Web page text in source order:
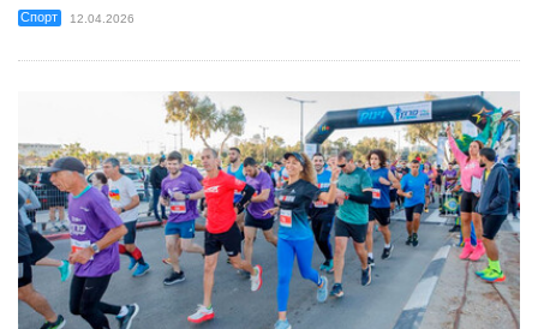
Спорт 12.04.2026